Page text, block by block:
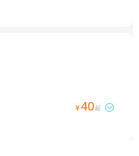
¥40起 